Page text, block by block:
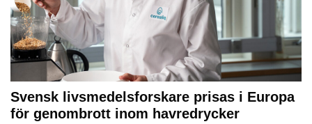
Svensk livsmedelsforskare prisas i Europa
för genombrott inom havredrycker